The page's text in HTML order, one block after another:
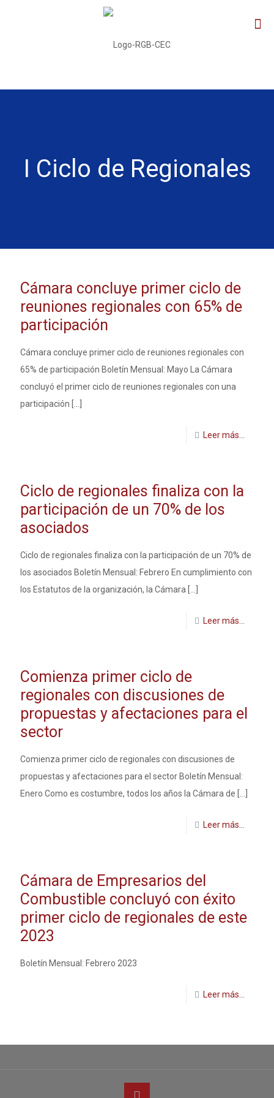
I Ciclo de Regionales
Cámara concluye primer ciclo de
reuniones regionales con 65% de
participación
Cámara concluye primer ciclo de reuniones regionales con
65% de participación Boletín Mensual: Mayo La Cámara
concluyó el primer ciclo de reuniones regionales con una
participación
Leer más...
Ciclo de regionales finaliza con la
participación de un 70% de los
asociados
Ciclo de regionales finaliza con la participación de un 70% de
los asociados Boletín Mensual: Febrero En cumplimiento con
los Estatutos de la organización, la Cámara
Leer más...
Comienza primer ciclo de
regionales con discusiones de
propuestas y afectaciones para el
sector
Comienza primer ciclo de regionales con discusiones de
propuestas y afectaciones para el sector Boletín Mensual:
Enero Como es costumbre, todos los años la Cámara de
Leer más...
Cámara de Empresarios del
Combustible concluyó con éxito
primer ciclo de regionales de este
2023
Boletín Mensual: Febrero 2023
Leer más...